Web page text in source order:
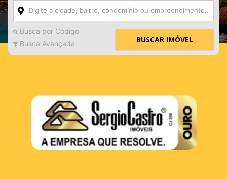
Busca por Código
Busca Avançada
BUSCAR IMÓVEL